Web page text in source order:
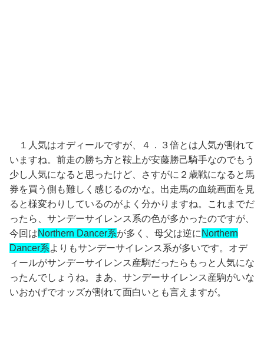
１人気はオディールですが、４．３倍とは人気が割れて
いますね。前走の勝ち方と鞍上が安藤勝己騎手なのでもう
少し人気になると思ったけど、さすがに２歳戦になると馬
券を買う側も難しく感じるのかな。出走馬の血統画面を見
ると様変わりしているのがよく分かりますね。これまでだ
ったら、 サンデーサイレンス系の色が多かったのですが、
今回はNorthern Dancer系が多く、母父は逆に Northern
Dancer系よりもサンデーサイレンス系が多いです。オデ
ィールがサンデーサイレンス産駒だったらもっと人気にな
ったんでしょうね。まあ、サンデーサイレンス産駒がいな
いおかげでオッズが割れて面白いとも言えますが。